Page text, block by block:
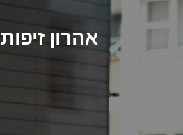
אהרון זיפות